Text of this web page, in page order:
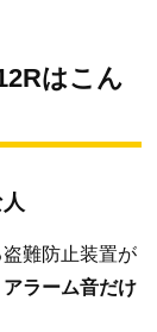
はこん
難防止装置が
アラーム音だけ